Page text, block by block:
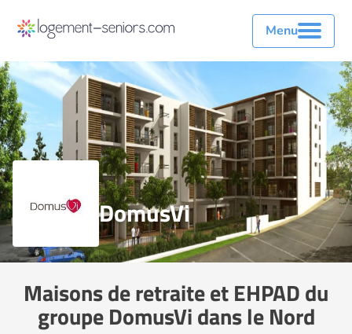
Menu
DomusVi
Maisons de retraite et EHPAD du
groupe DomusVi dans le Nord